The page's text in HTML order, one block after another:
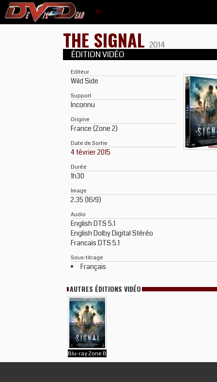
THE SIGNAL 2014
ÉDITION VIDÉO
Editeur
Wild Side
Support
Inconnu
Origine
France (Zone 2)
Date de Sortie
4 février 2015
Durée
1h30
Image
2.35 (16/9)
Audio
English DTS 5.1
English Dolby Digital Stéréo
Francais DTS 5.1
Sous-titrage
Français
AUTRES ÉDITIONS VIDÉO
Blu-ray Zone B